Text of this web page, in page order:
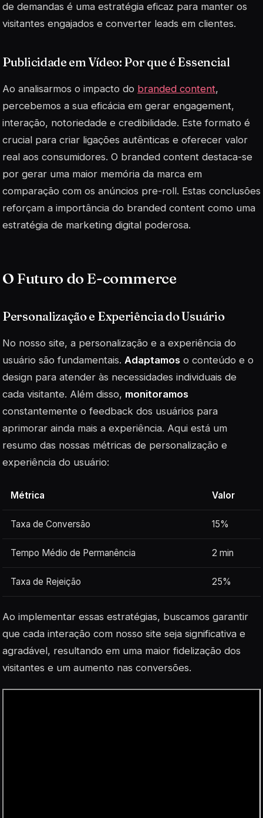
de demandas é uma estratégia eficaz para manter os
visitantes engajados e converter leads em clientes.
Publicidade em Vídeo: Por que é Essencial
Ao analisarmos o impacto do branded content,
percebemos a sua eficácia em gerar engagement,
interação, notoriedade e credibilidade. Este formato é
crucial para criar ligações autênticas e oferecer valor
real aos consumidores. O branded content destaca-se
por gerar uma maior memória da marca em
comparação com os anúncios pre-roll. Estas conclusões
reforçam a importância do branded content como uma
estratégia de marketing digital poderosa.
O Futuro do E-commerce
Personalização e Experiência do Usuário
No nosso site, a personalização e a experiência do
usuário são fundamentais. Adaptamos o conteúdo e o
design para atender às necessidades individuais de
cada visitante. Além disso, monitoramos
constantemente o feedback dos usuários para
aprimorar ainda mais a experiência. Aqui está um
resumo das nossas métricas de personalização e
experiência do usuário:
Métrica Valor
Taxa de Conversão 15%
Tempo Médio de Permanência 2 min
Taxa de Rejeição 25%
Ao implementar essas estratégias, buscamos garantir
que cada interação com nosso site seja significativa e
agradável, resultando em uma maior fidelização dos
visitantes e um aumento nas conversões.